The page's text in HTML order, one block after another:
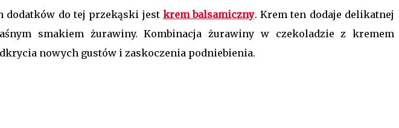
dodatków do tej przekąski jestkrem balsamiczny. Krem ten dodaje delikatnej
smakiem żurawiny. Kombinacja żurawiny w czekoladzie z kremem
nowych gustów i zaskoczenia podniebienia.